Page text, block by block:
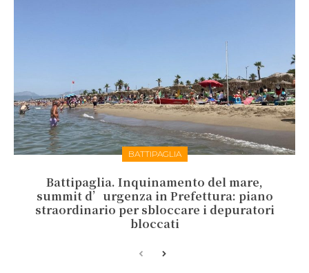
BATTIPAGLIA
Battipaglia. Inquinamento del mare,
summit d’urgenza in Prefettura: piano
straordinario per sbloccare i depuratori
bloccati